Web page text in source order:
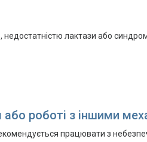
лактази або
або роботі з іншими
працювати з